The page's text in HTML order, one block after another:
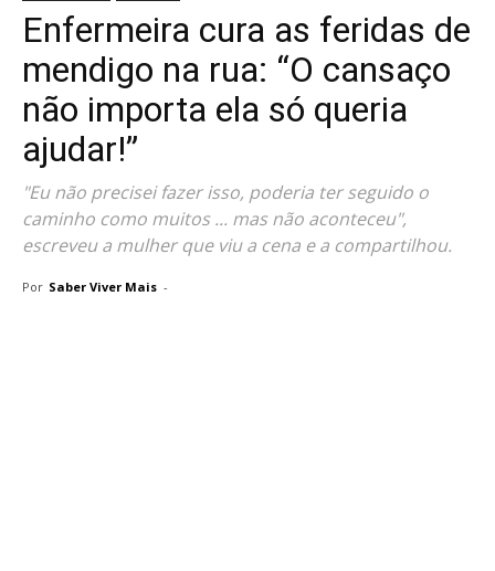
Enfermeira cura as feridas de
mendigo na rua: “O cansaço
não importa ela só queria
ajudar!”
"Eu não precisei fazer isso, poderia ter seguido o
caminho como muitos ... mas não aconteceu",
escreveu a mulher que viu a cena e a compartilhou.
Por Saber Viver Mais -